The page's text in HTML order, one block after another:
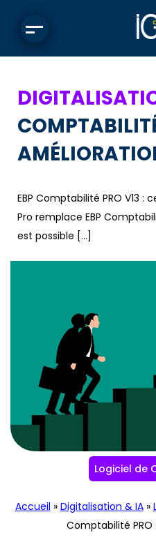
EBP Comptabilité PRO V13 :
Pro remplace EBP
est possible […]
Logiciel de
Accueil » Digitalisation & IA»
Comptabilité PRO